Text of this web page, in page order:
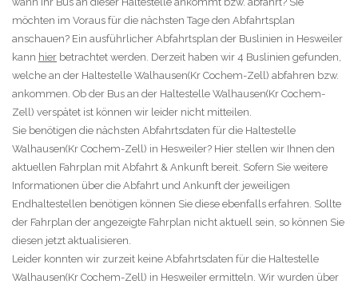
möchten im Voraus für die nächsten Tage den Abfahrtsplan
anschauen? Ein ausführlicher Abfahrtsplan der Buslinien in Hesweiler
kann hier betrachtet werden. Derzeit haben wir 4 Buslinien gefunden,
welche an der Haltestelle Walhausen(Kr Cochem-Zell) abfahren bzw.
ankommen. Ob der Bus an der Haltestelle Walhausen(Kr Cochem-
Zell) verspätet ist können wir leider nicht mitteilen.
Sie benötigen die nächsten Abfahrtsdaten für die Haltestelle
Walhausen(Kr Cochem-Zell) in Hesweiler? Hier stellen wir Ihnen den
aktuellen Fahrplan mit Abfahrt & Ankunft bereit. Sofern Sie weitere
Informationen über die Abfahrt und Ankunft der jeweiligen
Endhaltestellen benötigen können Sie diese ebenfalls erfahren. Sollte
der Fahrplan der angezeigte Fahrplan nicht aktuell sein, so können Sie
diesen jetzt aktualisieren.
Leider konnten wir zurzeit keine Abfahrtsdaten für die Haltestelle
Walhausen(Kr Cochem-Zell) in Hesweiler ermitteln. Wir wurden über